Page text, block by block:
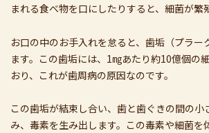
まれる食べ物を口にしたりすると、細菌が繁
お口の中のお手入れを怠ると、歯垢（プラー
ます。この歯垢には、1㎎あたり約10億個の
おり、これが歯周病の原因なのです。
この歯垢が結束し合い、歯と歯ぐきの間の小
み、毒素を生み出します。この毒素や細菌を